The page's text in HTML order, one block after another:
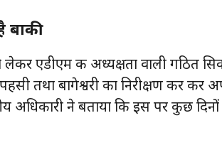
बाकी
एडीएम की अध्यक्षता वाली गठित
तथा बागेश्वरी का निरीक्षण कर कर
अधिकारी ने बताया कि इस पर कुछ